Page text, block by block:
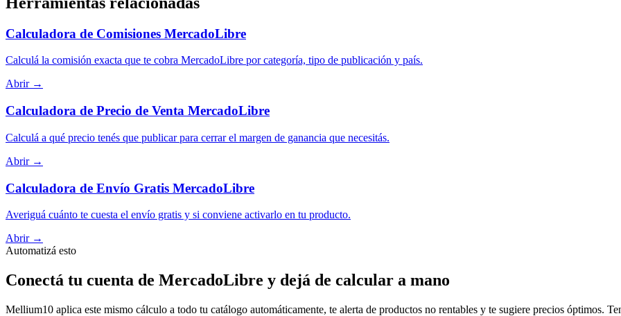
Calculadora de Comisiones MercadoLibre
Calculá la comisión exacta que te cobra MercadoLibre por categoría, tipo de publicación y país.
Abrir →
Calculadora de Precio de Venta MercadoLibre
Calculá a qué precio tenés que publicar para cerrar el margen de ganancia que necesitás.
Abrir →
Calculadora de Envío Gratis MercadoLibre
Averiguá cuánto te cuesta el envío gratis y si conviene activarlo en tu producto.
Abrir →
Automatizá esto
Conectá tu cuenta de MercadoLibre y dejá de calcular a mano
Mellium10 aplica este mismo cálculo a todo tu catálogo automáticamente, te alerta de productos no rentables y te sugiere precios óptimos.